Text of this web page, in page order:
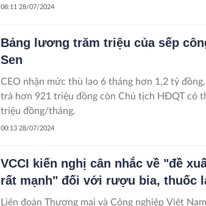
08:11 28/07/2024
Bảng lương trăm triệu của sếp
Sen
CEO nhận mức thù lao 6 tháng hơn 1,2 tỷ
trả hơn 921 triệu đồng còn Chủ tịch HĐQT có
triệu đồng/tháng.
00:13 28/07/2024
VCCI kiến nghị cân nhắc về "đề
rất mạnh" đối với rượu bia, thuốc
Liên đoàn Thương mại và Công nghiệp Việt